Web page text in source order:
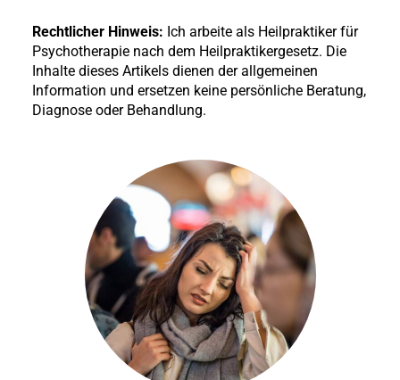
Rechtlicher Hinweis: Ich arbeite als Heilpraktiker für
Psychotherapie nach dem Heilpraktikergesetz. Die
Inhalte dieses Artikels dienen der allgemeinen
Information und ersetzen keine persönliche Beratung,
Diagnose oder Behandlung.